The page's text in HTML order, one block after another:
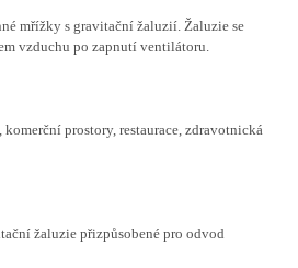
mřížky s gravitační žaluzií. Žaluzie se
vzduchu po zapnutí ventilátoru.
komerční prostory, restaurace, zdravotnická
žaluzie přizpůsobené pro odvod